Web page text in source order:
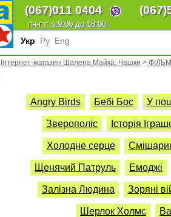
(067)011 0404 (067)
пн-пт: з 9:00 до 18:00
Укр Ру Eng
Інтернет-магазин Шалена Майка: Чашки >
Angry Birds Бебі Бос У
Зверополіс Історія
Холодне серце
Щенячий Патруль Емоджі
Залізна Людина Зоряні
Шерлок Холмс